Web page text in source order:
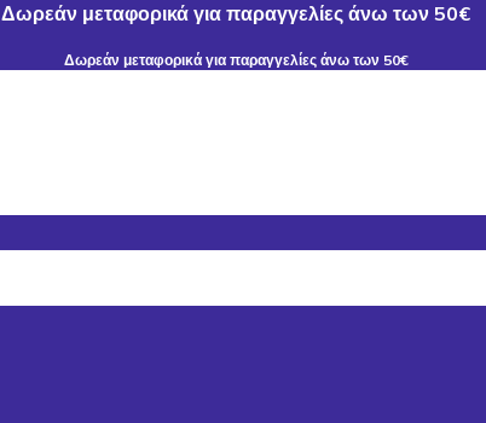
Δωρεάν μεταφορικά για παραγγελίες άνω των 50€
Δωρεάν μεταφορικά για παραγγελίες άνω των 50€